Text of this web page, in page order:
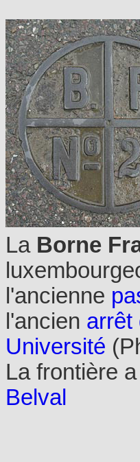
La Borne
l'ancienne
l'ancien arrêt
Université
La frontière
Belval